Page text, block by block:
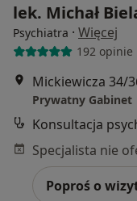
lek. Michał
Psychiatra · Więcej
192 opinie
Mickiewicza 34/
Prywatny Gabinet
Konsultacja
Poproś o